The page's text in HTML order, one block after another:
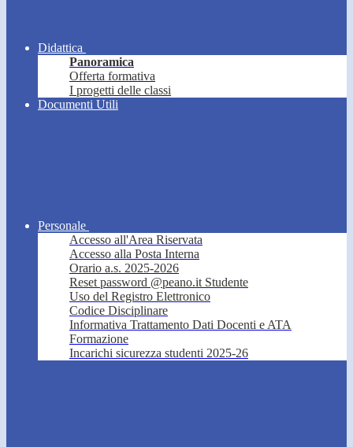
Didattica
Panoramica
Offerta formativa
I progetti delle classi
Documenti Utili
Personale
Accesso all'Area Riservata
Accesso alla Posta Interna
Orario a.s. 2025-2026
Reset password @peano.it Studente
Uso del Registro Elettronico
Codice Disciplinare
Informativa Trattamento Dati Docenti e ATA
Formazione
Incarichi sicurezza studenti 2025-26